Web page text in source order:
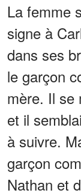
La femme
signe à
dans ses
le garçon
mère. Il se
et il
à suivre.
garçon
Nathan et